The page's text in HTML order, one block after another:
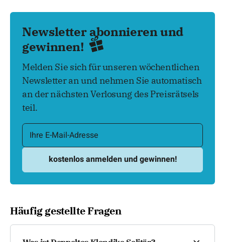
Newsletter abonnieren und
gewinnen!
Melden Sie sich für unseren wöchentlichen
Newsletter an und nehmen Sie automatisch
an der nächsten Verlosung des Preisrätsels
teil.
Häufig gestellte Fragen